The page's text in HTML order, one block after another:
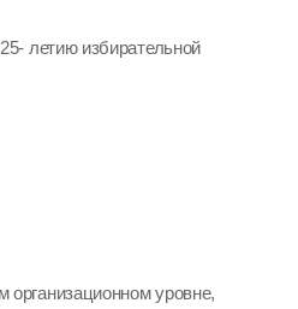
летию избирательной
уровне,